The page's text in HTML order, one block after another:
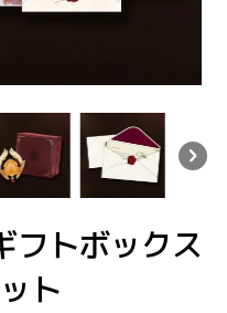
フトボックス
ト